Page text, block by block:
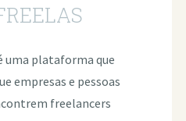
uma plataforma que
empresas e pessoas
freelancers